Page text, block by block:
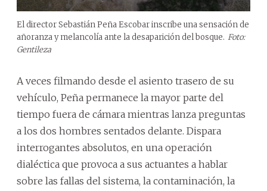
El director Sebastián Peña Escobar inscribe una sensación de
añoranza y melancolía ante la desaparición del bosque. Foto:
Gentileza
A veces filmando desde el asiento trasero de su
vehículo, Peña permanece la mayor parte del
tiempo fuera de cámara mientras lanza preguntas
a los dos hombres sentados delante. Dispara
interrogantes absolutos, en una operación
dialéctica que provoca a sus actuantes a hablar
sobre las fallas del sistema, la contaminación, la